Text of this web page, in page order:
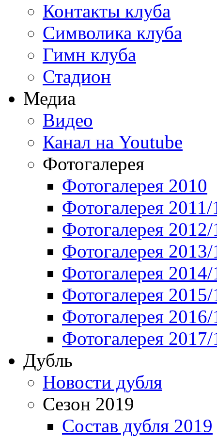
Контакты клуба
Символика клуба
Гимн клуба
Стадион
Медиа
Видео
Канал на Youtube
Фотогалерея
Фотогалерея 2010
Фотогалерея 2011/
Фотогалерея
Фотогалерея
Фотогалерея
Фотогалерея
Фотогалерея
Фотогалерея
Дубль
Новости дубля
Сезон 2019
Состав дубля 2019